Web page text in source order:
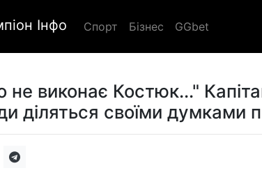
Інфо Спорт Бізнес GGbet
виконає Костюк..."
діляться своїми думками